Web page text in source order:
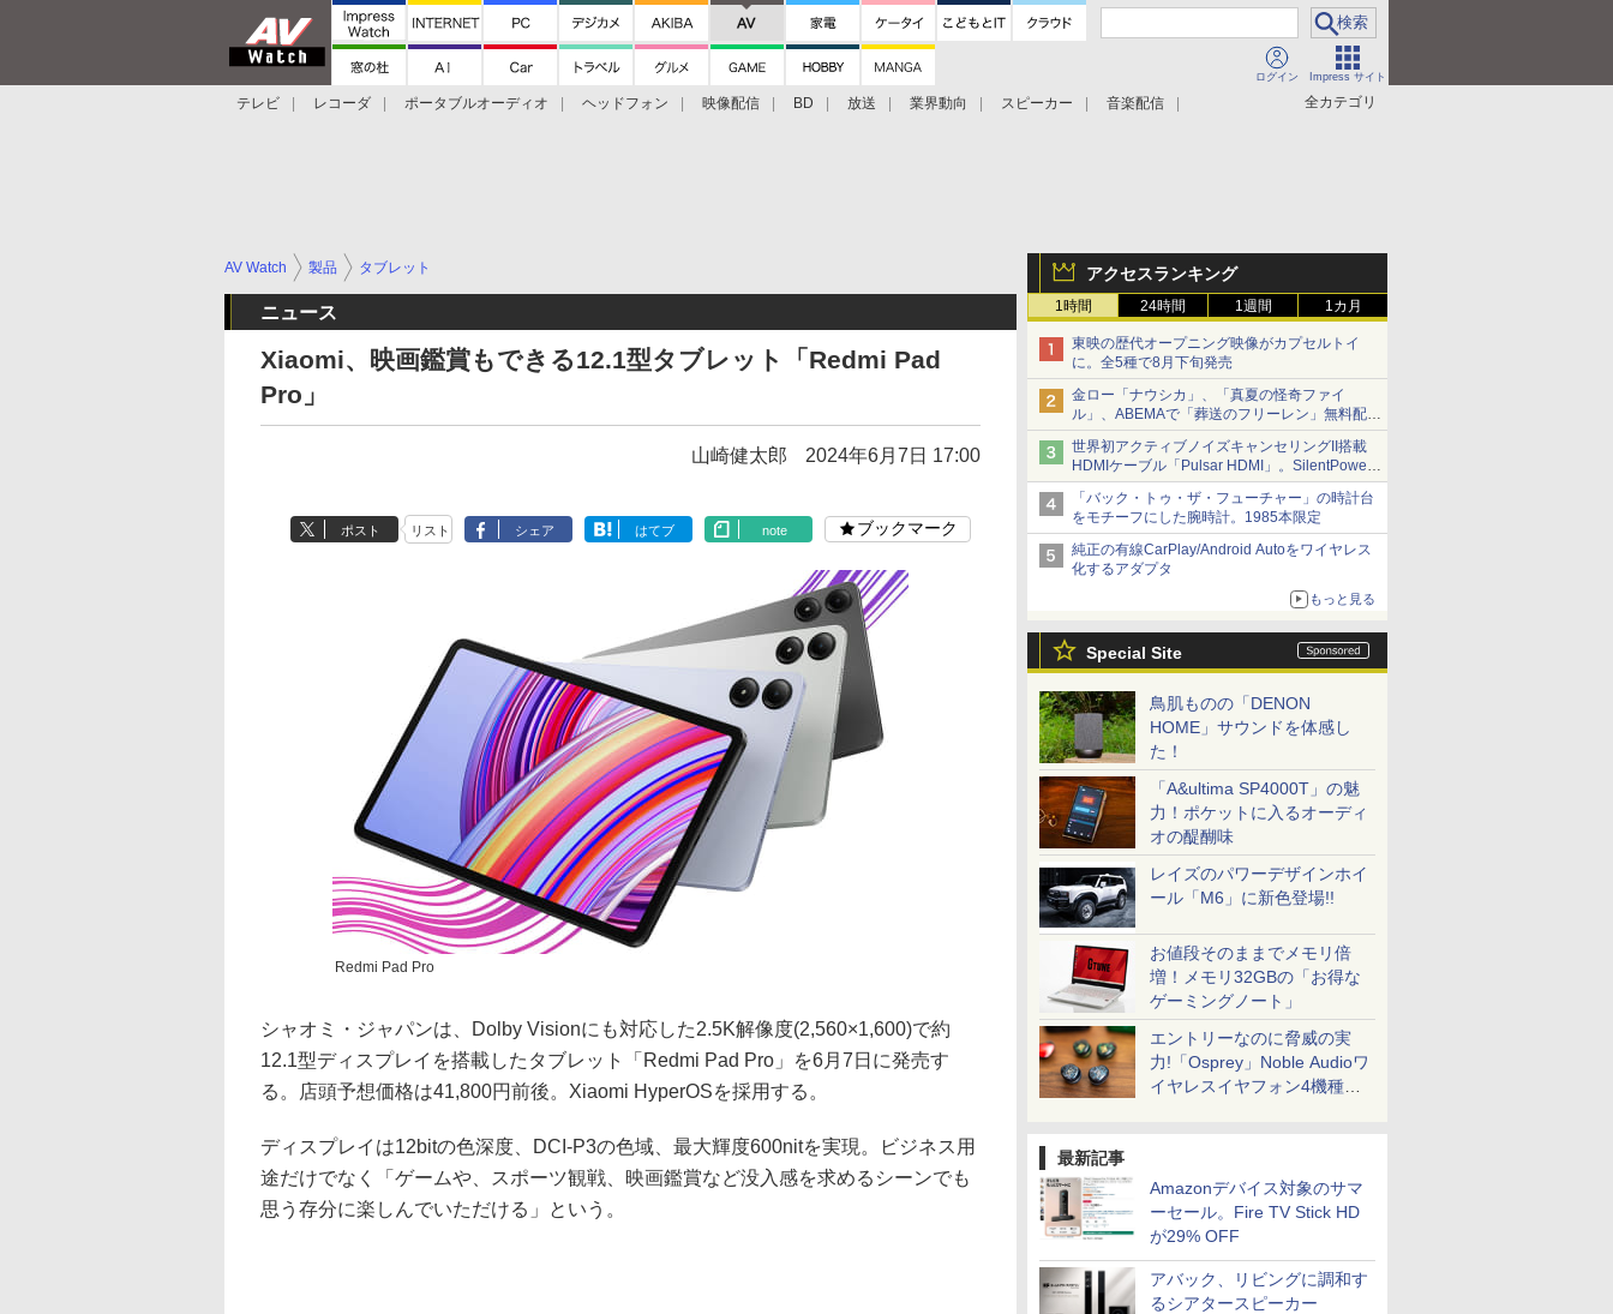
ログイン Impress サイト
全カテゴリ
テレビ レコーダ ポータブルオーディオ ヘッドフォン 映像配信 BD 放送 業界動向 スピーカー
音楽配信
アクセスランキング
1時間 24時間 1週間 1カ月
東映の歴代オープニング映像がカプセルトイ
に。全5種で8月下旬発売
金ロー「ナウシカ」、「真夏の怪奇ファイ
ル」、ABEMAで「葬送のフリーレン」無料配信
など。夏の特番・配信情報
世界初アクティブノイズキャンセリングII搭載
HDMIケーブル「Pulsar HDMI」。SilentPower
から
「バック・トゥ・ザ・フューチャー」の時計台
をモチーフにした腕時計。1985本限定
純正の有線CarPlay/Android Autoをワイヤレス
化するアダプタ
もっと見る
Special Site
鳥肌ものの「DENON
HOME」サウンドを体感し
た！
「A&ultima SP4000T」の魅
力！ポケットに入るオーディ
オの醍醐味
レイズのパワーデザインホイ
ール「M6」に新色登場!!
お値段そのままでメモリ倍
増！メモリ32GBの「お得な
ゲーミングノート」
エントリーなのに脅威の実
力!「Osprey」Noble Audioワ
イヤレスイヤフォン4機種を
最新記事
Amazonデバイス対象のサマ
ーセール。Fire TV Stick HD
が29% OFF
アバック、リビングに調和す
るシアタースピーカー
AV Watch 製品 タブレット
ニュース
Xiaomi、映画鑑賞もできる12.1型タブレット「Redmi Pad
Pro」
山崎健太郎 2024年6月7日 17:00
ポスト リスト シェア はてブ note ブックマーク
Redmi Pad Pro
シャオミ・ジャパンは、Dolby Visionにも対応した2.5K解像度(2,560×1,600)で約
12.1型ディスプレイを搭載したタブレット「Redmi Pad Pro」を6月7日に発売す
る。店頭予想価格は41,800円前後。Xiaomi HyperOSを採用する。
ディスプレイは12bitの色深度、DCI-P3の色域、最大輝度600nitを実現。ビジネス用
途だけでなく「ゲームや、スポーツ観戦、映画鑑賞など没入感を求めるシーンでも
思う存分に楽しんでいただける」という。